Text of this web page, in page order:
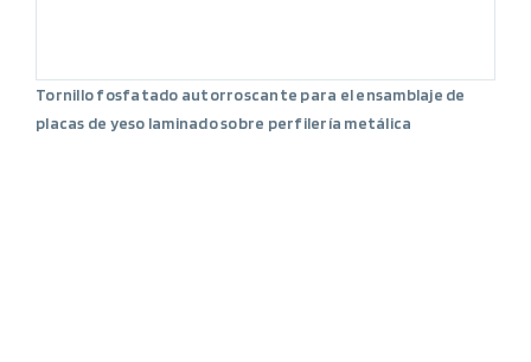
Tornillo fosfatado autorroscante para el ensamblaje de
placas de yeso laminado sobre perfilería metálica